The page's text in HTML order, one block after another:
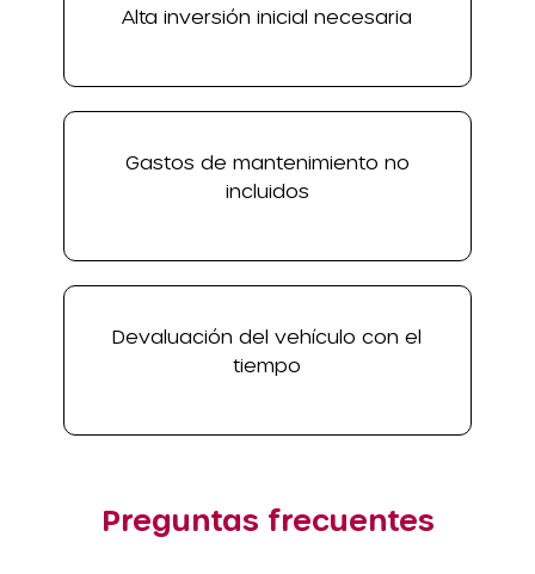
Alta inversión inicial necesaria
Gastos de mantenimiento no
incluidos
Devaluación del vehículo con el
tiempo
Preguntas frecuentes